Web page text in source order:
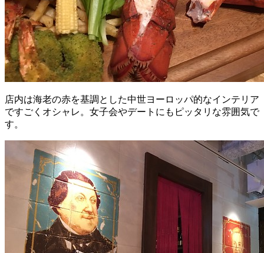
店内は海老の赤を基調とした中世ヨーロッパ的なインテリア
ですごくオシャレ。女子会やデートにもピッタリな雰囲気で
す。